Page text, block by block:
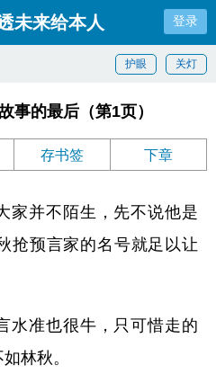
未来给本人 登录
关灯
护眼
事的最后（第1页）
存书签 下章
家并不陌生，先不说他是
抢预言家的名号就足以让
水准也很牛，只可惜走的
林秋。